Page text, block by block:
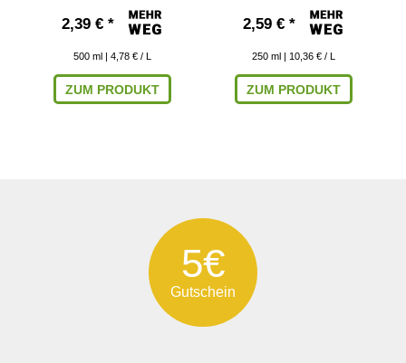
2,39 € *
500 ml | 4,78 € / L
ZUM PRODUKT
2,59 € *
250 ml | 10,36 € / L
ZUM PRODUKT
5€
Gutschein